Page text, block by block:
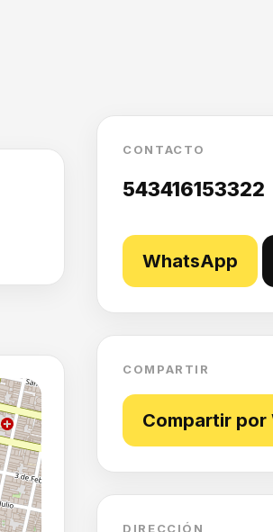
CONTACTO
543416153322
WhatsApp
COMPARTIR
Compartir por
DIRECCIÓN